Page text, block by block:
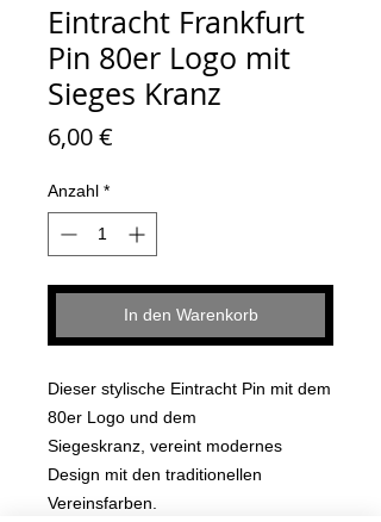
Eintracht Frankfurt
Pin 80er Logo mit
Sieges Kranz
6,00 €
Anzahl *
In den Warenkorb
Dieser stylische Eintracht Pin mit dem
80er Logo und dem
Siegeskranz, vereint modernes
Design mit den traditionellen
Vereinsfarben.